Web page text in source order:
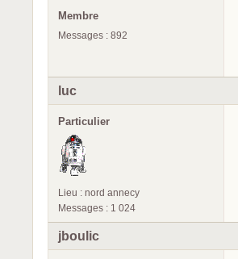
Membre
Messages : 892
luc
Particulier
Lieu : nord annecy
Messages : 1 024
jboulic